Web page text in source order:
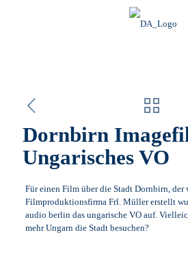
Dornbirn
Ungarisches VO
Für einen Film über die Stadt Dornbirn, der
Filmproduktionsfirma Frl. Müller erstellt
audio berlin das ungarische VO auf.
mehr Ungarn die Stadt besuchen?